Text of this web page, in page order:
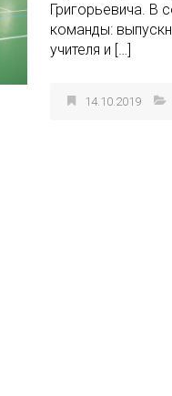
Григорьевича. В
команды:
учителя и […]
14.10.2019